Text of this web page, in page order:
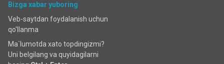
Bizga xabar yuboring
Veb-saytdan foydalanish uchun
qo'llanma
Ma`lumotda xato topdingizmi?
Uni belgilang va quyidagilarni